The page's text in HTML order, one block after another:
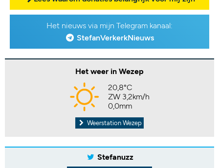
Het nieuws via mijn Telegram kanaal:
StefanVerkerkNieuws
Het weer in Wezep
20,8°C
ZW 3,2km/h
0,0mm
Weerstation Wezep
Stefanuzz